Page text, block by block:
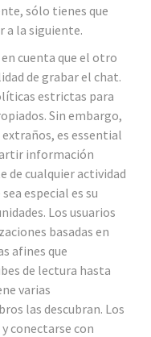
sólo tienes que
a la siguiente.
cuenta que el otro
de grabar el chat.
estrictas para
Sin embargo,
es essential
información
cualquier actividad
especial es su
Los usuarios
basadas en
afines que
de lectura hasta
varias
las descubran. Los
conectarse con